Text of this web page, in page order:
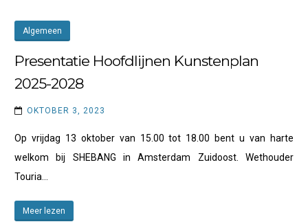
Algemeen
Presentatie Hoofdlijnen Kunstenplan
2025-2028
OKTOBER 3, 2023
Op vrijdag 13 oktober van 15.00 tot 18.00 bent u van harte
welkom bij SHEBANG in Amsterdam Zuidoost. Wethouder
Touria…
Meer lezen